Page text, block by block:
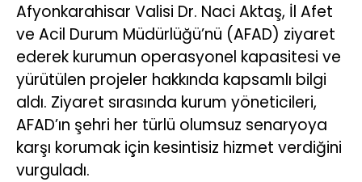
Afyonkarahisar Valisi Dr. Naci Aktaş, İl Afet
ve Acil Durum Müdürlüğü’nü (AFAD) ziyaret
ederek kurumun operasyonel kapasitesi ve
yürütülen projeler hakkında kapsamlı bilgi
aldı. Ziyaret sırasında kurum yöneticileri,
AFAD’ın şehri her türlü olumsuz senaryoya
karşı korumak için kesintisiz hizmet verdiğini
vurguladı.